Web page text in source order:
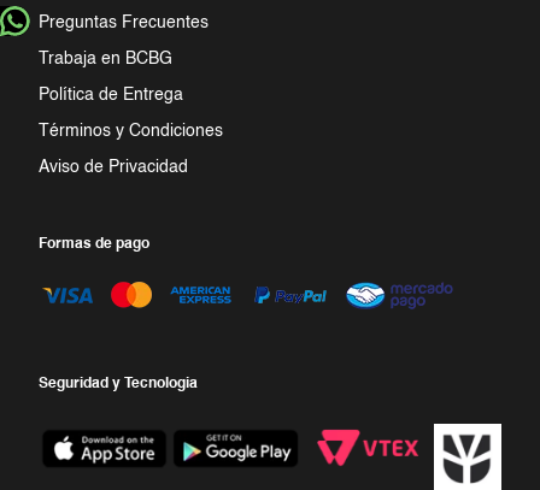
Preguntas Frecuentes
Trabaja en BCBG
Política de Entrega
Términos y Condiciones
Aviso de Privacidad
Formas de pago
Seguridad y Tecnologia